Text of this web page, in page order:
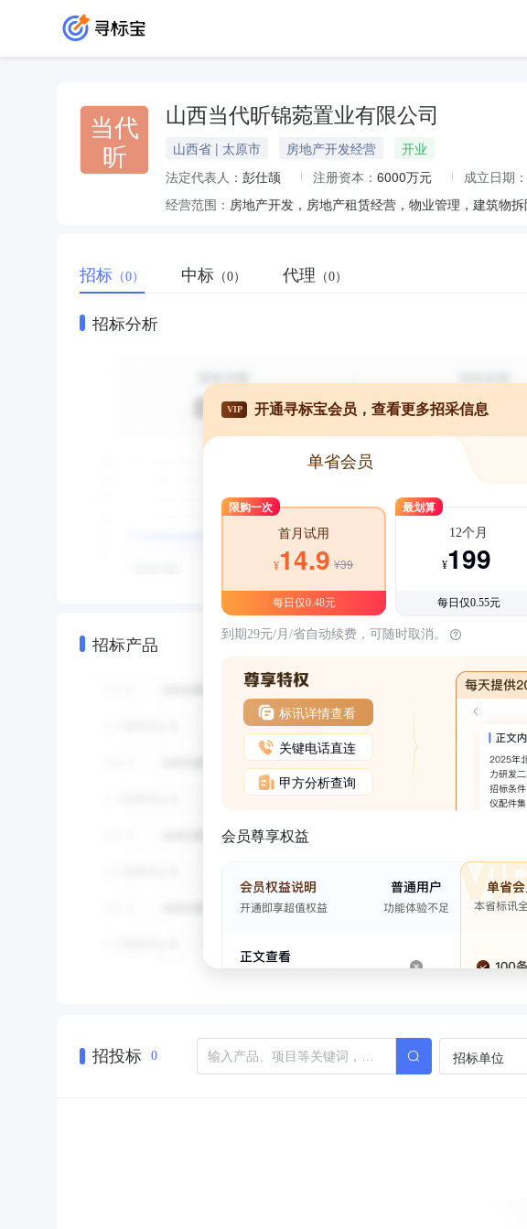
当代
昕
山西当代昕锦菀置业有限公司
山西省 | 太原市 房地产开发经营
开业
法定代表人： 彭仕颉 注册资本： 6000万元 成立日期：
经营范围：
招标 （0） 中标 （0） 代理 （0）
招标分析
招标产品
VIP 开通寻标宝会员，查看更多招采信息
单省会员
限购一次
首月试用
¥14.9 ¥39
每日仅0.48元
最划算
12个月
¥199
每日仅0.55元
到期29元/月/省自动续费，可随时取消。
标讯详情查看
关键电话直连
甲方分析查询
会员尊享权益
招投标 0 招标单位